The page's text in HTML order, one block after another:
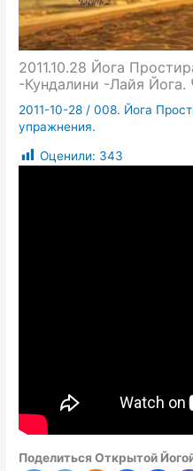
2011.10.28 Йога
-Кундалини -Лайя Йога.
2011-10-28 /008. Йога
упражнения.
Оценили: 343
Поделиться Открытой